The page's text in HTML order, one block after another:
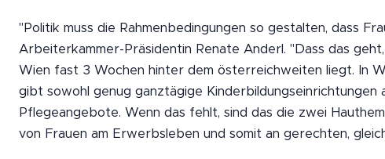
"Politik muss die Rahmenbedingungen so gestalten, dass
Arbeiterkammer-Präsidentin Renate Anderl. "Dass das
Wien fast 3 Wochen hinter dem österreichweiten liegt. In
gibt sowohl genug ganztägige Kinderbildungseinrichtungen
Pflegeangebote. Wenn das fehlt, sind das die zwei
von Frauen am Erwerbsleben und somit an gerechten,